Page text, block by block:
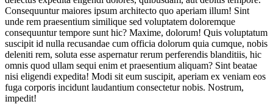
Consequuntur maiores ipsum architecto quo aperiam illum! Sint
unde rem praesentium similique sed voluptatem doloremque
consequuntur tempore sunt hic? Maxime, dolorum! Quis voluptatum
suscipit id nulla recusandae cum officia dolorum quia cumque, nobis
deleniti rem, soluta esse aspernatur rerum perferendis blanditiis, hic
omnis quod ullam sequi enim et praesentium aliquam? Sint beatae
nisi eligendi expedita! Modi sit eum suscipit, aperiam ex veniam eos
fuga corporis incidunt laudantium consectetur nobis. Nostrum,
impedit!